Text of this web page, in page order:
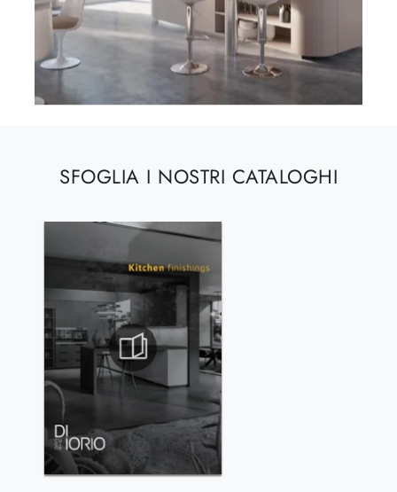
SFOGLIA I NOSTRI CATALOGHI